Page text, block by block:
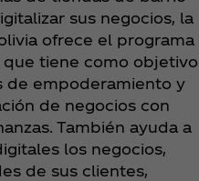
sus negocios, la
ofrece el programa
que tiene como objetivo
de empoderamiento y
de negocios con
También ayuda a
los negocios,
de sus clientes,